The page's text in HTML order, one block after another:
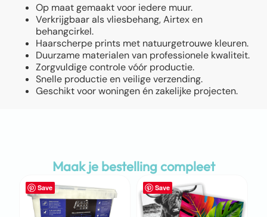
Op maat gemaakt voor iedere muur.
Verkrijgbaar als vliesbehang, Airtex en
behangcirkel.
Haarscherpe prints met natuurgetrouwe kleuren.
Duurzame materialen van professionele kwaliteit.
Zorgvuldige controle vóór productie.
Snelle productie en veilige verzending.
Geschikt voor woningen én zakelijke projecten.
Maak je bestelling compleet
Save Save